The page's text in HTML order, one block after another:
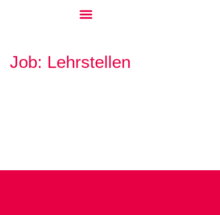
Job: Lehrstellen